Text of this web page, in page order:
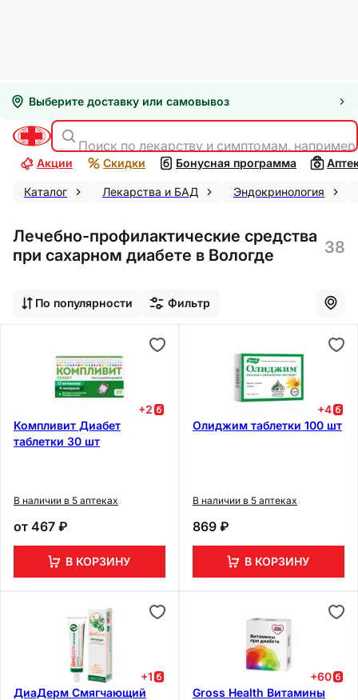
Выберите доставку или самовывоз
Поиск по лекарству и симптомам,
Акции Скидки Бонусная программа
Каталог Лекарства и БАД Эндокринология
Лечебно-профилактические средства
при сахарном диабете в Вологде
38
По популярности Фильтр
+2
Компливит Диабет
таблетки 30 шт
В наличии в 5 аптеках
от 467 ₽
В КОРЗИНУ
+4
Олиджим таблетки 100 шт
В наличии в 5 аптеках
869 ₽
В КОРЗИНУ
+1
ДиаДерм Смягчающий
+60
Gross Health Витамины